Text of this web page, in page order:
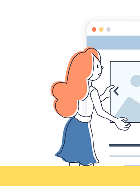
Croqu'livre